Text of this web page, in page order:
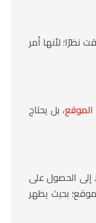
نظرًا؛ لأنها أمر
الموقع، بل يحتاج
إلى الحصول على
بحيث يظهر